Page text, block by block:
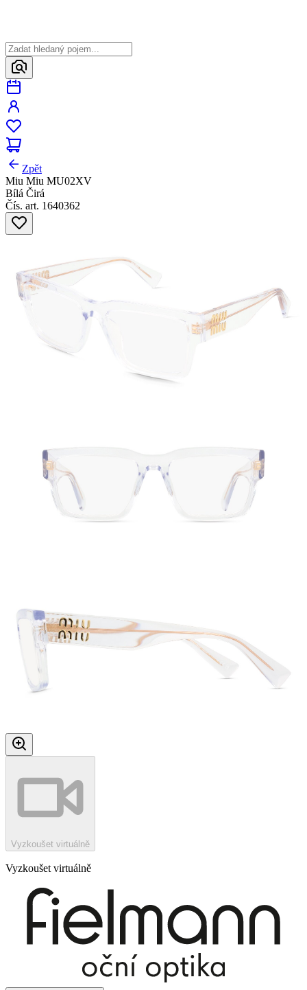
Zpět
Miu Miu MU02XV
Bílá Čirá
Čís. art. 1640362
Vyzkoušet virtuálně
Vyzkoušet virtuálně